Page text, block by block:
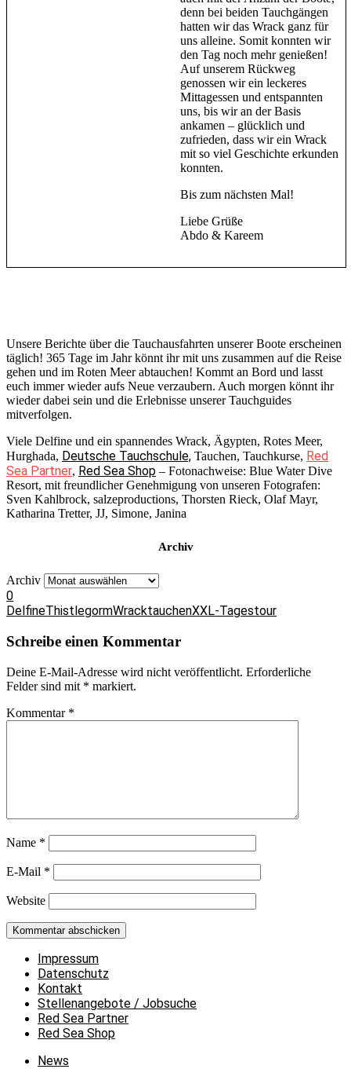
denn bei beiden Tauchgängen
hatten wir das Wrack ganz für
uns alleine. Somit konnten wir
den Tag noch mehr genießen!
Auf unserem Rückweg
genossen wir ein leckeres
Mittagessen und entspannten
uns, bis wir an der Basis
ankamen – glücklich und
zufrieden, dass wir ein Wrack
mit so viel Geschichte erkunden
konnten.
Bis zum nächsten Mal!
Liebe Grüße
Abdo & Kareem
Unsere Berichte über die Tauchausfahrten unserer Boote erscheinen
täglich! 365 Tage im Jahr könnt ihr mit uns zusammen auf die Reise
gehen und im Roten Meer abtauchen! Kommt an Bord und lasst
euch immer wieder aufs Neue verzaubern. Auch morgen könnt ihr
wieder dabei sein und die Erlebnisse unserer Tauchguides
mitverfolgen.
Viele Delfine und ein spannendes Wrack, Ägypten, Rotes Meer,
Hurghada, Deutsche Tauchschule, Tauchen, Tauchkurse, Red
Sea Partner, Red Sea Shop – Fotonachweise: Blue Water Dive
Resort, mit freundlicher Genehmigung von unseren Fotografen:
Sven Kahlbrock, salzeproductions, Thorsten Rieck, Olaf Mayr,
Katharina Tretter, JJ, Simone, Janina
Archiv
Archiv
0
DelfineThistlegormWracktauchenXXL-Tagestour
Schreibe einen Kommentar
Deine E-Mail-Adresse wird nicht veröffentlicht. Erforderliche
Felder sind mit * markiert.
Kommentar *
Name *
E-Mail *
Website
Impressum
Datenschutz
Kontakt
Stellenangebote / Jobsuche
Red Sea Partner
Red Sea Shop
News